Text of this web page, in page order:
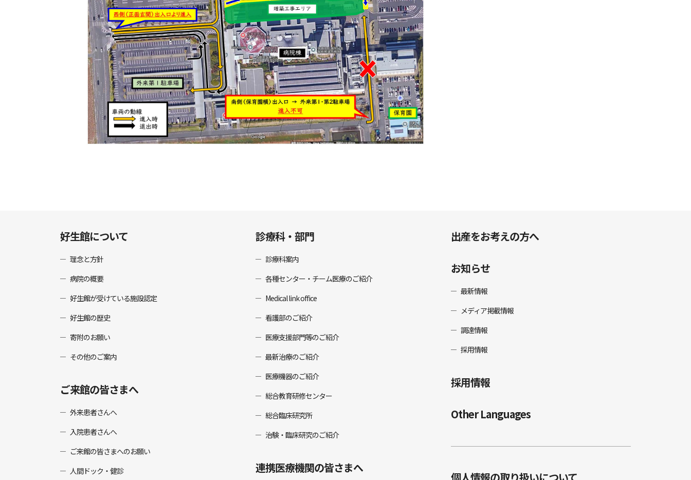
好生館について
理念と方針
病院の概要
好生館が受けている施設認定
好生館の歴史
寄附のお願い
その他のご案内
ご来館の皆さまへ
外来患者さんへ
入院患者さんへ
ご来館の皆さまへのお願い
人間ドック・健診
診療科・部門
診療科案内
各種センター・チーム医療のご紹介
Medical link office
看護部のご紹介
医療支援部門等のご紹介
最新治療のご紹介
医療機器のご紹介
総合教育研修センター
総合臨床研究所
治験・臨床研究のご紹介
連携医療機関の皆さまへ
出産をお考えの方へ
お知らせ
最新情報
メディア掲載情報
調達情報
採用情報
採用情報
Other Languages